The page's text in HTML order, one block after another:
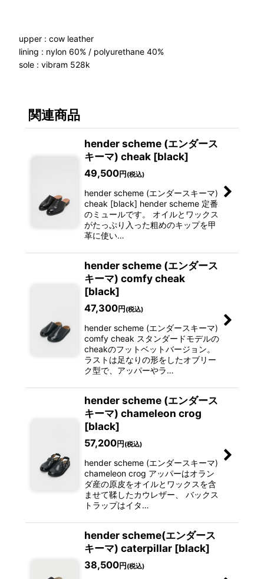
upper : cow leather
lining : nylon 60% / polyurethane 40%
sole : vibram 528k
関連商品
hender scheme (エンダース
キーマ) cheak [black]
49,500円 (税込)
hender scheme (エンダースキーマ)
cheak [black] hender scheme 定番
のミュールです。 オイルとワックス
がたっぷり入った粗めのキップを甲
革に使い…
hender scheme (エンダース
キーマ) comfy cheak
[black]
47,300円 (税込)
hender scheme (エンダースキーマ)
comfy cheak スタンダードモデルの
cheakのフットベットバージョン。
ラストは足なりの形をしたオブリー
ク型で、アッパーやラ…
hender scheme (エンダース
キーマ) chameleon crog
[black]
57,200円 (税込)
hender scheme (エンダースキーマ)
chameleon crog アッパーはオラン
ダ産の原皮をオイルとワックスを含
ませて鞣したカウレザー、 バックス
トラップはイタ…
hender scheme(エンダース
キーマ) caterpillar [black]
38,500円 (税込)